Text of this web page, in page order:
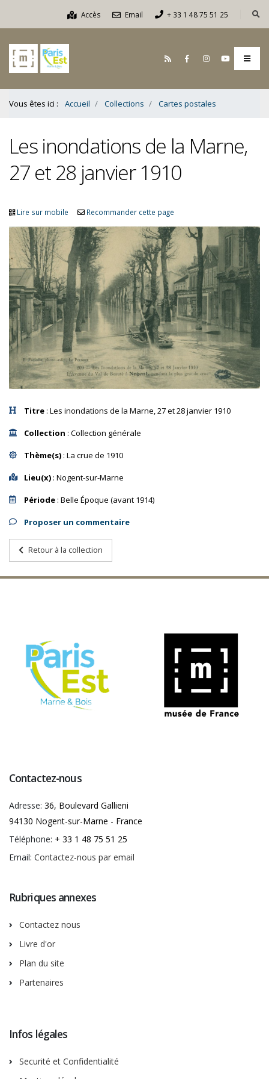
Accès Email + 33 1 48 75 51 25
Vous êtes ici : Accueil Collections Cartes postales
Les inondations de la Marne,
27 et 28 janvier 1910
Lire sur mobile Recommander cette page
Titre : Les inondations de la Marne, 27 et 28 janvier 1910
Collection : Collection générale
Thème(s) : La crue de 1910
Lieu(x) : Nogent-sur-Marne
Période : Belle Époque (avant 1914)
Proposer un commentaire
Retour à la collection
Contactez-nous
Adresse: 36, Boulevard Gallieni
94130 Nogent-sur-Marne - France
Téléphone: + 33 1 48 75 51 25
Email: Contactez-nous par email
Rubriques annexes
Contactez nous
Livre d'or
Plan du site
Partenaires
Infos légales
Securité et Confidentialité